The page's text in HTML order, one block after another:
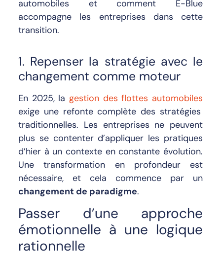
automobiles et comment E-Blue
accompagne les entreprises dans cette
transition.
1. Repenser la stratégie avec le
changement comme moteur
En 2025, la gestion des flottes automobiles
exige une refonte complète des stratégies
traditionnelles. Les entreprises ne peuvent
plus se contenter d’appliquer les pratiques
d’hier à un contexte en constante évolution.
Une transformation en profondeur est
nécessaire, et cela commence par un
changement de paradigme.
Passer d’une approche
émotionnelle à une logique
rationnelle